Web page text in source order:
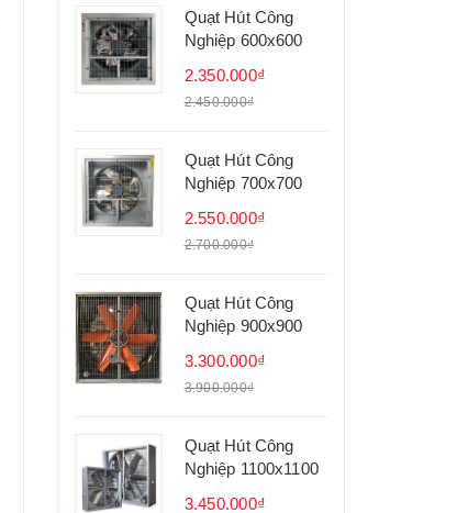
Quạt Hút Công
Nghiệp 600x600
2.350.000₫
2.450.000₫
Quạt Hút Công
Nghiệp 700x700
2.550.000₫
2.700.000₫
Quạt Hút Công
Nghiệp 900x900
3.300.000₫
3.900.000₫
Quạt Hút Công
Nghiệp 1100x1100
3.450.000₫